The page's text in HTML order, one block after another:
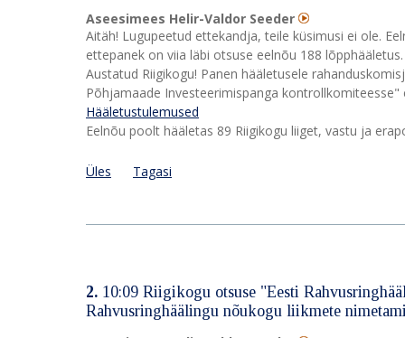
Aseesimees Helir-Valdor Seeder
Aitäh! Lugupeetud ettekandja, teile küsimusi ei ole.
ettepanek on viia läbi otsuse eelnõu 188
Austatud Riigikogu! Panen hääletusele
Põhjamaade Investeerimispanga
Hääletustulemused
Eelnõu poolt hääletas 89 Riigikogu liiget, vastu ja
Üles Tagasi
2. 10:09 Riigikogu otsuse "Eesti
Rahvusringhäälingu nõukogu liikmete